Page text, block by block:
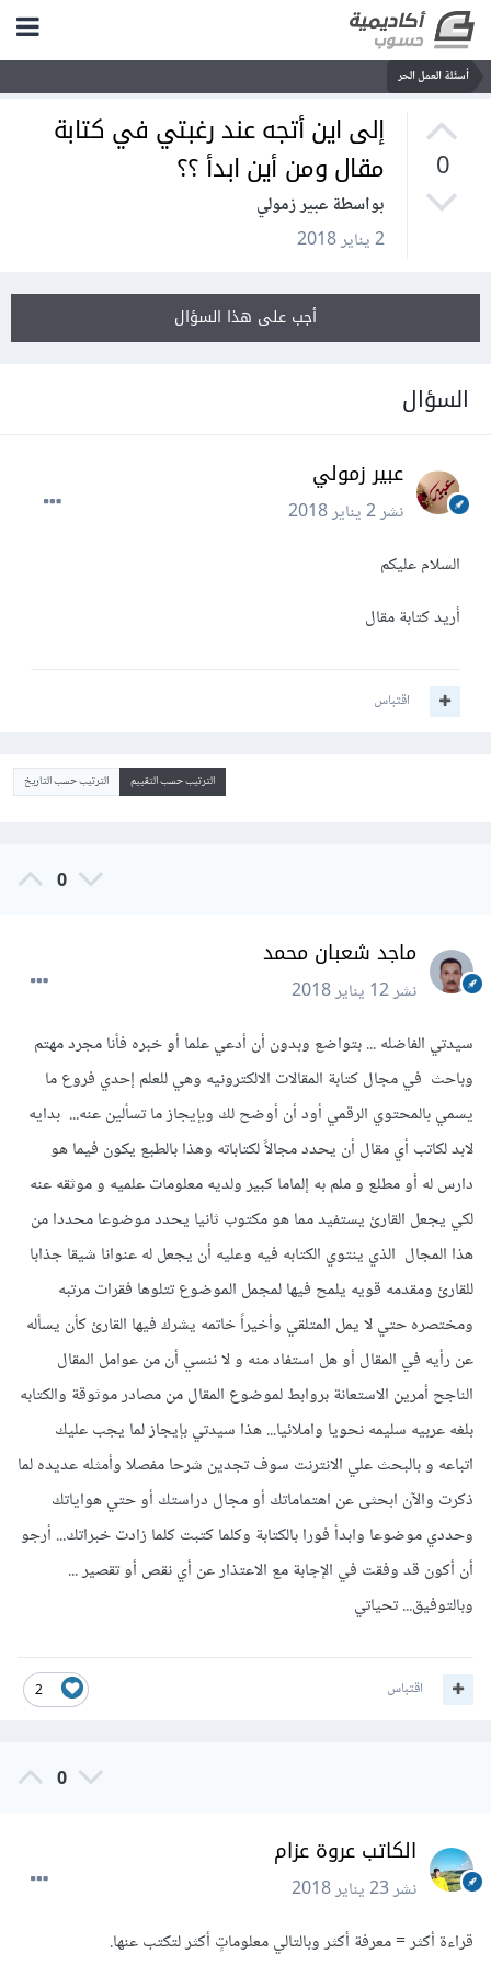
أسئلة العمل الحر
0
إلى اين أتجه عند رغبتي في كتابة
مقال ومن أين ابدأ ؟؟
بواسطة عبير زمولي
2 يناير 2018
أجب على هذا السؤال
السؤال
عبير زمولي
نشر2 يناير 2018
السلام عليكم
أريد كتابة مقال
اقتباس
الترتيب حسب التقييم الترتيب حسب التاريخ
0
ماجد شعبان محمد
نشر12 يناير 2018
سيدتي الفاضله ... بتواضع وبدون أن أدعي علما أو خبره فأنا مجرد مهتم
وباحث في مجال كتابة المقالات الالكترونيه وهي للعلم إحدي فروع ما
يسمي بالمحتوي الرقمي أود أن أوضح لك وبإيجاز ما تسألين عنه... بدايه
لابد لكاتب أي مقال أن يحدد مجالاً لكتاباته وهذا بالطبع يكون فيما هو
دارس له أو مطلع و ملم به إلماما كبير ولديه معلومات علميه و موثقه عنه
لكي يجعل القارئ يستفيد مما هو مكتوب ثانيا يحدد موضوعا محددا من
هذا المجال الذي ينتوي الكتابه فيه وعليه أن يجعل له عنوانا شيقا جذابا
للقارئ ومقدمه قويه يلمح فيها لمجمل الموضوع تتلوها فقرات مرتبه
ومختصره حتي لا يمل المتلقي وأخيراً خاتمه يشرك فيها القارئ كأن يسأله
عن رأيه في المقال أو هل استفاد منه و لا ننسي أن من عوامل المقال
الناجح أمرين الاستعانة بروابط لموضوع المقال من مصادر موثوقة والكتابه
بلغه عربيه سليمه نحويا واملائيا... هذا سيدتي بإيجاز لما يجب عليك
اتباعه و بالبحث علي الانترنت سوف تجدين شرحا مفصلا وأمثله عديده لما
ذكرت والآن ابحثى عن اهتماماتك أو مجال دراستك أو حتي هواياتك
وحددي موضوعا وابدأ فورا بالكتابة وكلما كتبت كلما زادت خبراتك... أرجو
أن أكون قد وفقت في الإجابة مع الاعتذار عن أي نقص أو تقصير ...
وبالتوفيق... تحياتي
2 اقتباس
0
الكاتب عروة عزام
نشر23 يناير 2018
قراءة أكثر = معرفة أكثر وبالتالي معلوماتٍ أكثر لتكتب عنها.